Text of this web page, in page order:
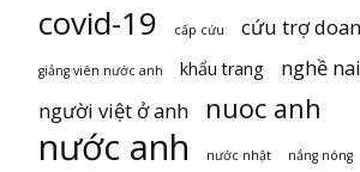
covid-19 cấp cứu cứu trợ
giảng viên nước anh khẩu trang nghề
người việt ở anh nuoc anh
nước anh nước nhật nắng nóng